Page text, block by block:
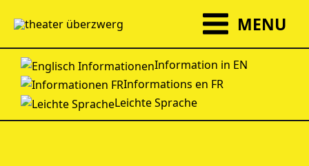
Inhalt
springen
MENU
Information in EN
Informations en FR
Leichte Sprache